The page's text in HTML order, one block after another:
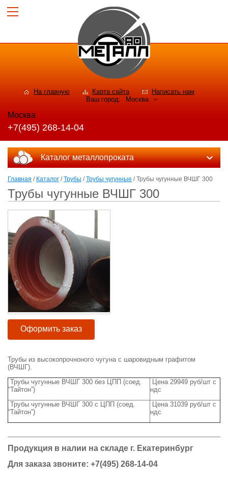
На главную Карта сайта
Написать нам
Ваш город:
Москва
Москва
+7(495) 268-14-04
Каталог металлопроката
Главная / Каталог /Трубы /Трубы чугунные / Трубы чугунные ВЧШГ 300
Трубы чугунные ВЧШГ 300
Оформить заказ
Трубы из высокопрочноного чугуна с шаровидным графитом
(ВЧШГ).
Трубы чугунные ВЧШГ 300 без ЦПП (соед.
“Тайтон”)
Цена 29949 руб/шт с
ндс
Трубы чугунные ВЧШГ 300 с ЦПП (соед.
“Тайтон”)
Цена 31039 руб/шт с
ндс
Продукция в налии на складе г. Екатеринбург
Для заказа звоните: +7(495) 268-14-04